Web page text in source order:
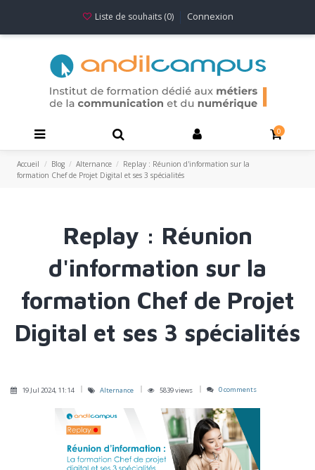
Liste de souhaits (0) Connexion
0
Accueil Blog Alternance
Replay : Réunion d'information sur la
formation Chef de Projet Digital et ses 3 spécialités
Replay : Réunion
d'information sur la
formation Chef de Projet
Digital et ses 3 spécialités
19 Jul 2024, 11:14 Alternance 5839 views 0 comments